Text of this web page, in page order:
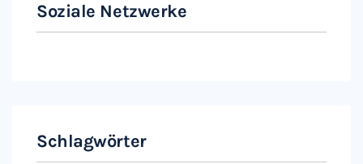
Soziale Netzwerke
Schlagwörter